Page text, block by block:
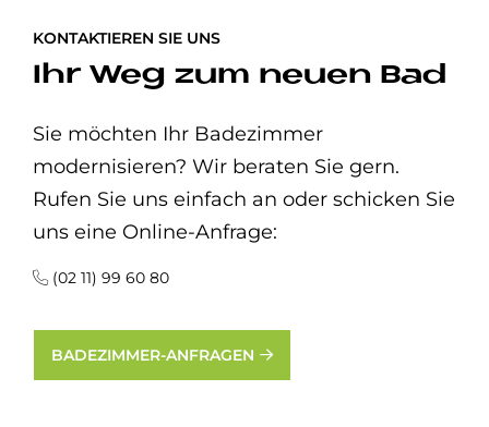
KONTAKTIEREN SIE UNS
Ihr Weg zum neuen Bad
Sie möchten Ihr Badezimmer
modernisieren? Wir beraten Sie gern.
Rufen Sie uns einfach an oder schicken Sie
uns eine Online-Anfrage:
(02 11) 99 60 80
BADEZIMMER-ANFRAGEN